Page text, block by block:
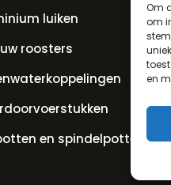
Om
om
en
luiken
roosters
en spindelpotten